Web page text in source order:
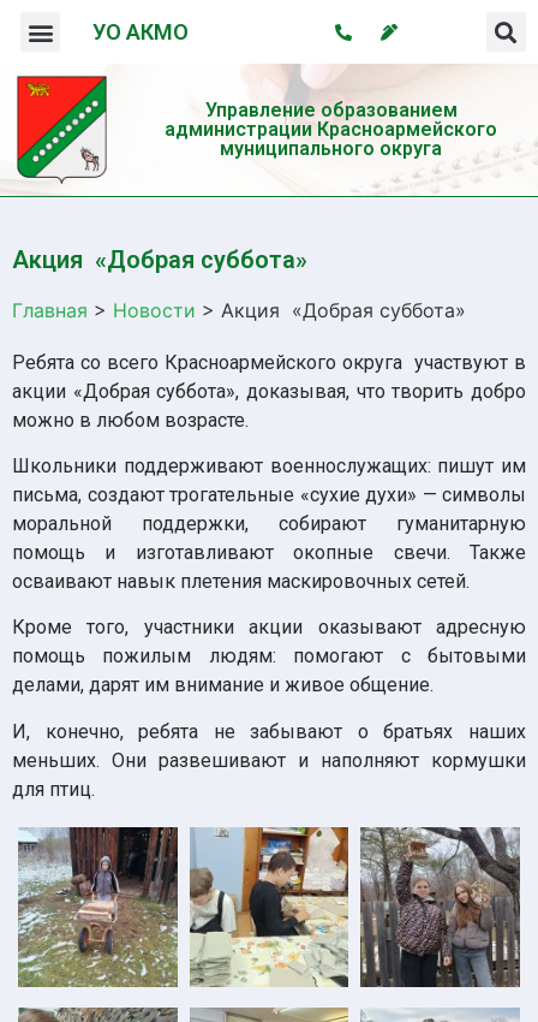
УО АКМО
Управление образованием
администрации Красноармейского
муниципального округа
Акция «Добрая суббота»
Главная > Новости > Акция «Добрая суббота»
Ребята со всего Красноармейского округа участвуют в
акции «Добрая суббота», доказывая, что творить добро
можно в любом возрасте.
Школьники поддерживают военнослужащих: пишут им
письма, создают трогательные «сухие духи» — символы
моральной поддержки, собирают гуманитарную
помощь и изготавливают окопные свечи. Также
осваивают навык плетения маскировочных сетей.
Кроме того, участники акции оказывают адресную
помощь пожилым людям: помогают с бытовыми
делами, дарят им внимание и живое общение.
И, конечно, ребята не забывают о братьях наших
меньших. Они развешивают и наполняют кормушки
для птиц.